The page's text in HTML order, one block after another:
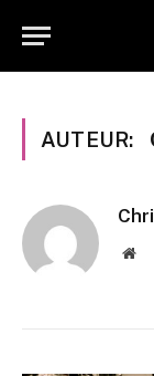
AUTEUR: